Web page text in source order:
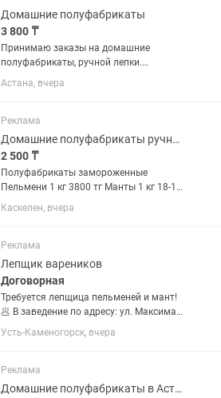
Домашние полуфабрикаты
3 800 ₸
Принимаю заказы на домашние
полуфабрикаты, ручной лепки.
Пельмени, вареники, манты. Состав:
мясо говядины, лук, солььььь, перец.
перец, соль. Лук пожеланию. Манты...
Астана, вчера
Реклама
Домашние полуфабрикаты ручной лепки!
2 500 ₸
Полуфабрикаты замороженные
Пельмени 1 кг 3800 тг Манты 1 кг 18-19
шт рубленное мясо ручная лепка
Манты говядина, лук 3800 тг Манты
фаршем 1кг 18-20 шт Фарш+ лук...
Каскелен, вчера
Реклама
Лепщик вареников
Договорная
Требуется лепщица пельменей и мант!
🥟 В заведение по адресу: ул. Максима
Горького, 71 требуется лепщица
пельменей и мант. Мы предлагаем: ✔️
плату от выработки (чем...
Усть-Каменогорск, вчера
Реклама
Домашние полуфабрикаты в Астане Оптом и в розницу